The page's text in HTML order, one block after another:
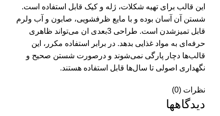
این قالب برای تهیه شکلات، ژله و کیک قابل استفاده است.
شستن آن آسان بوده و با مایع ظرفشویی، صابون و آب ولرم
قابل تمیزشدن است. طراحی 3بعدی ان می‌تواند ظاهری
حرفه‌ای به مواد غذایی بدهد. در برابر استفاده مکرر، این
قالب‌ها دچار پارگی نمی‌شوند و درصورت شستن صحیح و
نگهداری اصولی تا سال‌ها قابل استفاده هستند.
نظرات (0)
دیدگاهها